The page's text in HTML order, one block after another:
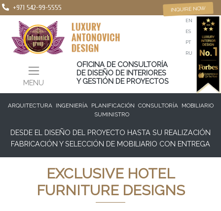
+971 542-99-5555
MENU
EN
ES
PT
RU
OFICINA DE CONSULTORÍA
DE DISEÑO DE INTERIORES
Y GESTIÓN DE PROYECTOS
INQUIRE NOW
ARQUITECTURA INGENIERÍA PLANIFICACIÓN CONSULTORÍA
MOBILIARIO
SUMINISTRO
DESDE EL DISEÑO DEL PROYECTO HASTA SU REALIZACIÓN
FABRICACIÓN Y SELECCIÓN DE MOBILIARIO CON ENTREGA
EXCLUSIVE HOTEL
FURNITURE DESIGNS